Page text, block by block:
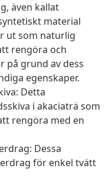
även kallat
material
ut som naturlig
rengöra och
på grund av dess
egenskaper.
Detta
i akaciaträ som
rengöra med en
Dessa
för enkel tvätt